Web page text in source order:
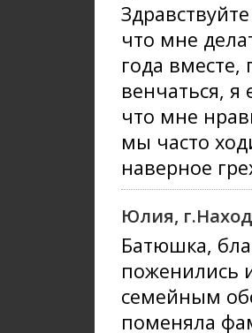
что мне
года
венчаться,
что мне
мы часто
наверное
Юлия,
Батюшка,
поженились
семейным
поменяла